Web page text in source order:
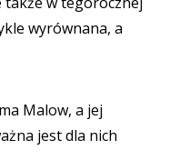
wyrównana, a
Malow, a jej
jest dla nich